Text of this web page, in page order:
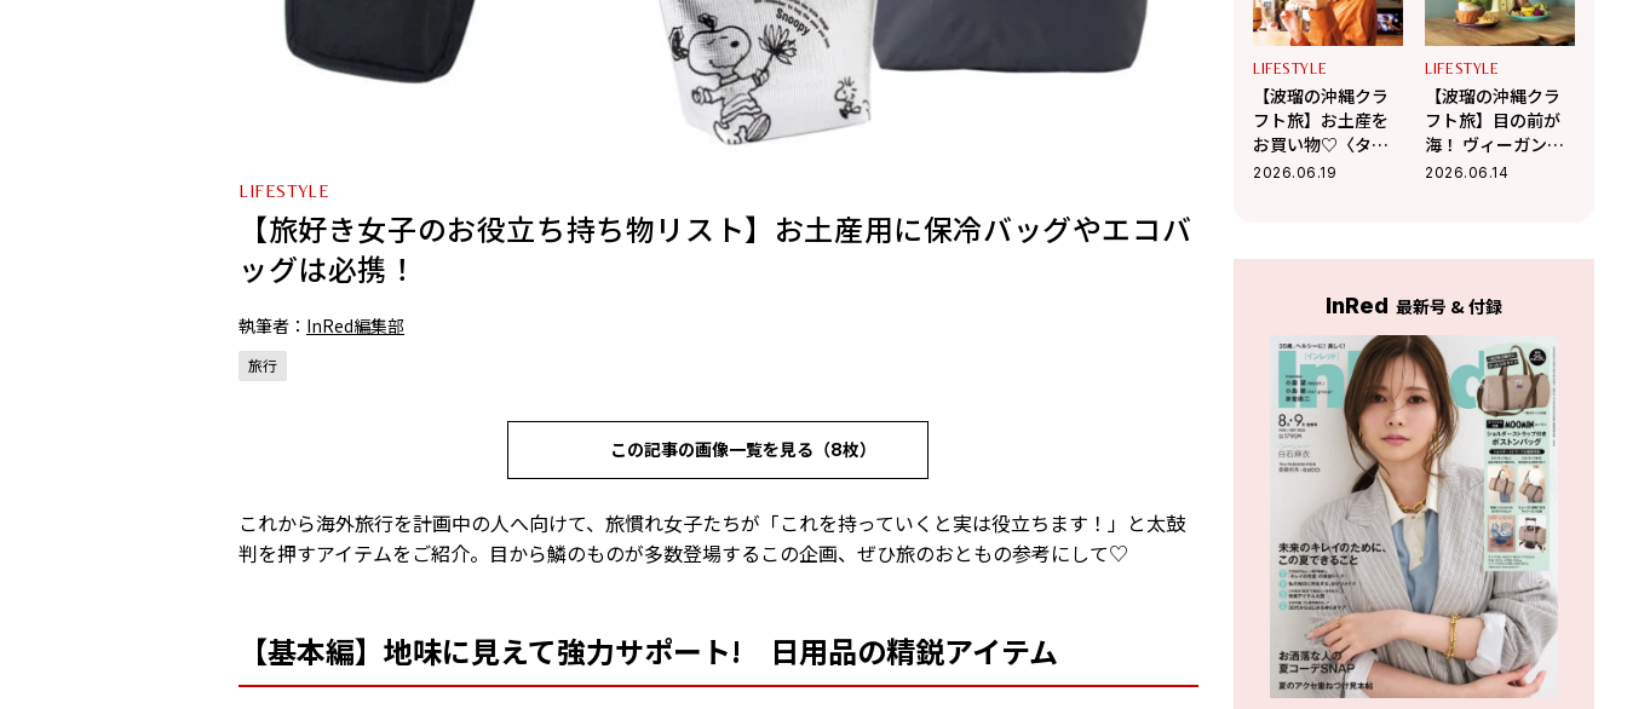
LIFESTYLE
【旅好き女子のお役立ち持ち物リスト】お土産用に保冷バッグやエコバ
ッグは必携！
執筆者： InRed編集部
旅行
この記事の画像一覧を見る（8枚）
これから海外旅行を計画中の人へ向けて、旅慣れ女子たちが「これを持っていくと実は役立ちます！」と太鼓
判を押すアイテムをご紹介。目から鱗のものが多数登場するこの企画、ぜひ旅のおともの参考にして♡
【基本編】地味に見えて強力サポート! 日用品の精鋭アイテム
LIFESTYLE
【波瑠の沖縄クラ
フト旅】お土産を
お買い物♡〈タイ
ムレスチョコレー
2026.06.19
LIFESTYLE
【波瑠の沖縄クラ
フト旅】目の前が
海！ ヴィーガンカ
フェ〈ブルーポイ
2026.06.14
InRed 最新号 & 付録